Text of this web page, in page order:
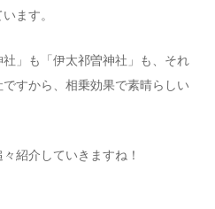
ます。
」も「伊太祁曽神社」も、それ
すから、相乗効果で素晴らしい
紹介していきますね！